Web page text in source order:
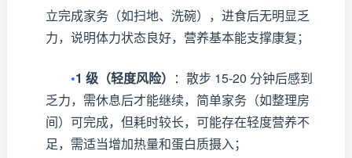
立完成家务（如扫地、洗碗），进食后无明显乏
力，说明体力状态良好，营养基本能支撑康复；
•1 级（轻度风险） ：散步 15-20 分钟后感到
乏力，需休息后才能继续，简单家务（如整理房
间）可完成，但耗时较长，可能存在轻度营养不
足，需适当增加热量和蛋白质摄入；